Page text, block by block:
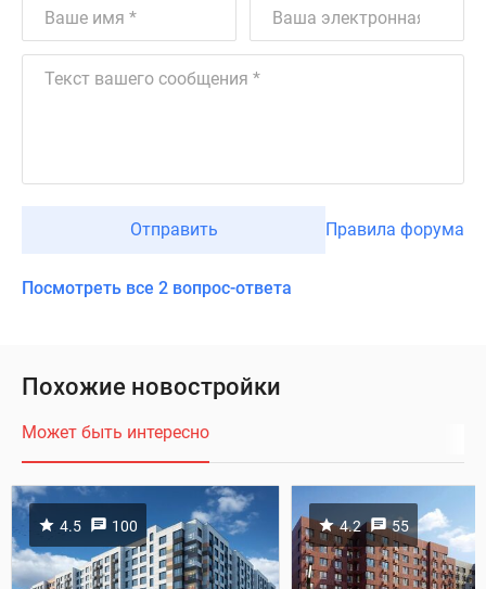
Отправить Правила форума
Посмотреть все 2 вопрос-ответа
Похожие новостройки
Может быть интересно
4.5 100 4.2 55